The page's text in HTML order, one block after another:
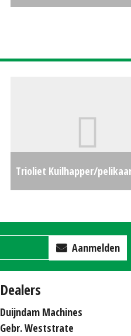
Trioliet Kuilhapper/
Aanmelden
Dealers
Duijndam Machines
Gebr. Weststrate